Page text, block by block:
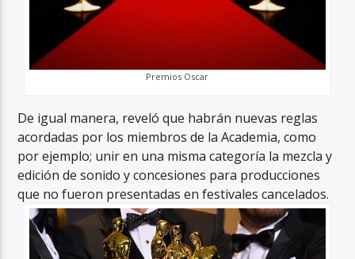
Premios Oscar
De igual manera, reveló que habrán nuevas reglas
acordadas por los miembros de la Academia, como
por ejemplo; unir en una misma categoría la mezcla y
edición de sonido y concesiones para producciones
que no fueron presentadas en festivales cancelados.